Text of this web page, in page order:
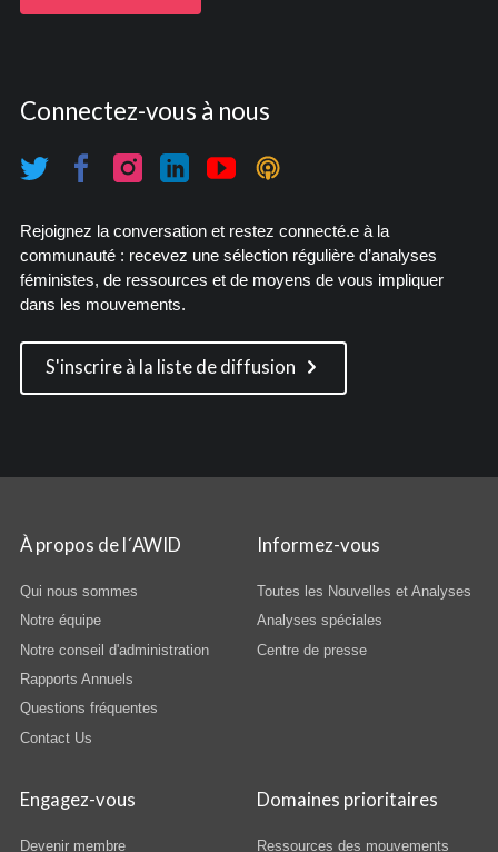
Connectez-vous à nous
Rejoignez la conversation et restez connecté.e à la
communauté : recevez une sélection régulière d’analyses
féministes, de ressources et de moyens de vous impliquer
dans les mouvements.
S'inscrire à la liste de diffusion
À propos de l´AWID
Qui nous sommes
Notre équipe
Notre conseil d'administration
Rapports Annuels
Questions fréquentes
Contact Us
Informez-vous
Toutes les Nouvelles et Analyses
Analyses spéciales
Centre de presse
Engagez-vous
Devenir membre
Domaines prioritaires
Ressources des mouvements